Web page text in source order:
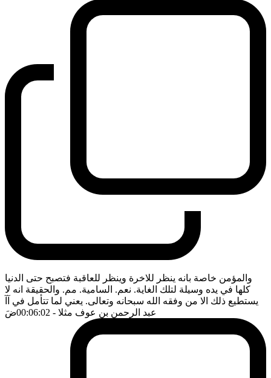
والمؤمن خاصة بانه ينظر للاخرة وينظر للعاقبة فتصبح حتى الدنيا
كلها في يده وسيلة لتلك الغاية. نعم. السامية. مم. والحقيقة انه لا
يستطيع ذلك الا من وفقه الله سبحانه وتعالى. يعني لما تتأمل في آآ
عبد الرحمن بن عوف مثلا - 00:06:02 ضَ